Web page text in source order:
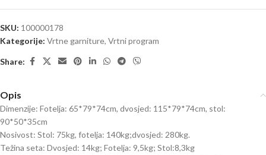
SKU: 100000178
Kategorije: Vrtne garniture, Vrtni program
Share:
Opis
Dimenzije: Fotelja: 65*79*74cm, dvosjed: 115*79*74cm, stol:
90*50*35cm
Nosivost: Stol: 75kg, fotelja: 140kg;dvosjed: 280kg.
Težina seta: Dvosjed: 14kg; Fotelja: 9,5kg; Stol:8,3kg